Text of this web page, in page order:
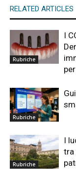
RELATED ARTICLES
Rubriche
I
Rubriche
Rubriche
I
tra